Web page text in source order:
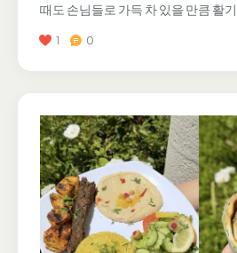
때도 손님들로 가득 차 있을 만큼 활
1 0